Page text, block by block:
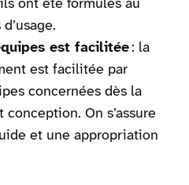
est facilitée: la
est facilitée par
concernées dès la
On s’assure
et une appropriation